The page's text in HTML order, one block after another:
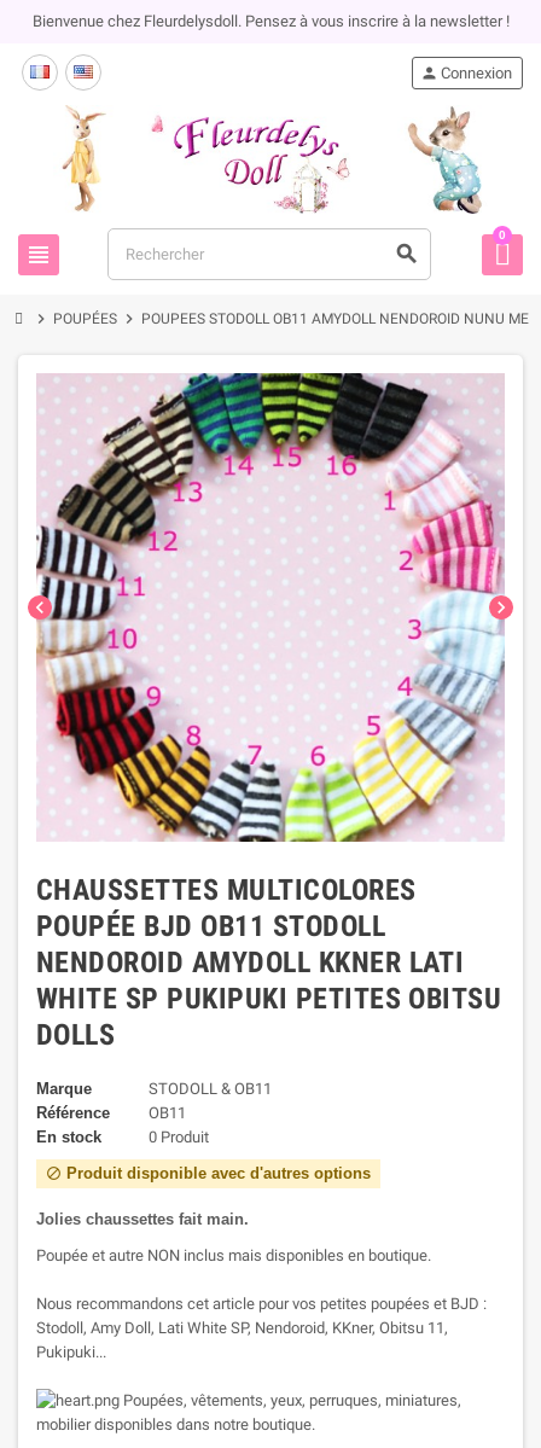
Bienvenue chez Fleurdelysdoll. Pensez à vous inscrire à la newsletter !
view_headline search
person Connexion
0
chevron_right POUPÉES chevron_right POUPEES STODOLL OB11 AMYDOLL NENDOROID NUNU
chevron_left chevron_right
CHAUSSETTES MULTICOLORES
POUPÉE BJD OB11 STODOLL
NENDOROID AMYDOLL KKNER LATI
WHITE SP PUKIPUKI PETITES OBITSU
DOLLS
Marque
STODOLL & OB11
Référence
OB11
En stock
0 Produit
block Produit disponible avec d'autres options
Jolies chaussettes fait main.
Poupée et autre NON inclus mais disponibles en boutique.
Nous recommandons cet article pour vos petites poupées et BJD :
Stodoll, Amy Doll, Lati White SP, Nendoroid, KKner, Obitsu 11,
Pukipuki...
Poupées, vêtements, yeux, perruques, miniatures,
mobilier disponibles dans notre boutique.